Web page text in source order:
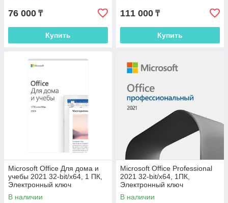
76 000 ₸
Купить
111 000 ₸
Купить
Microsoft Office Для дома и
учебы 2021 32-bit/x64, 1 ПК,
Электронный ключ
В наличии
Microsoft Office Professional
2021 32-bit/x64, 1ПК,
Электронный ключ
В наличии